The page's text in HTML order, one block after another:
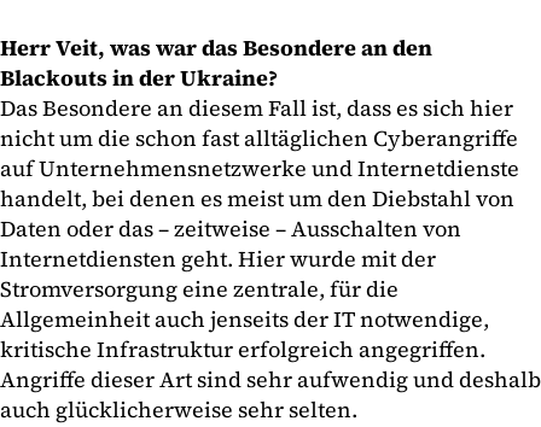
Herr Veit, was war das Besondere an den
Blackouts in der Ukraine?
Das Besondere an diesem Fall ist, dass es sich hier
nicht um die schon fast alltäglichen Cyberangriffe
auf Unternehmensnetzwerke und Internetdienste
handelt, bei denen es meist um den Diebstahl von
Daten oder das – zeitweise – Ausschalten von
Internetdiensten geht. Hier wurde mit der
Stromversorgung eine zentrale, für die
Allgemeinheit auch jenseits der IT notwendige,
kritische Infrastruktur erfolgreich angegriffen.
Angriffe dieser Art sind sehr aufwendig und deshalb
auch glücklicherweise sehr selten.